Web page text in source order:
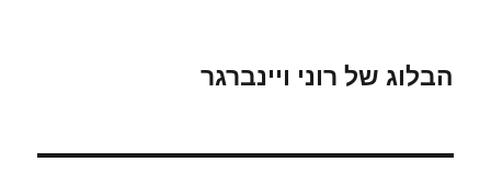
הבלוג של רוני ויינברגר